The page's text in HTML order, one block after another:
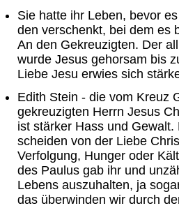
Sie hatte ihr Leben, bevor
den verschenkt, bei dem
An den Gekreuzigten. Der
wurde Jesus gehorsam bis
Liebe Jesu erwies sich
Edith Stein - die vom Kreuz
gekreuzigten Herrn Jesus
ist stärker Hass und
scheiden von der Liebe
Verfolgung, Hunger oder
des Paulus gab ihr und
Lebens auszuhalten, ja
das überwinden wir durch